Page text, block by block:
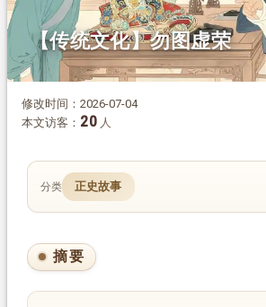
【传统文化】勿图虚荣
修改时间：2026-07-04
本文访客： 20 人
分类 正史故事
摘要